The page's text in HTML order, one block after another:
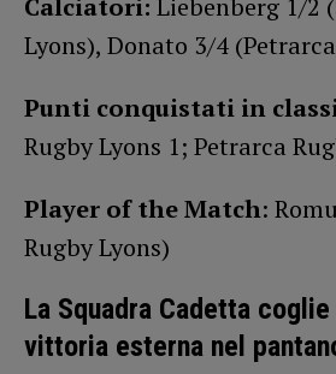
Lyons), Donato 3/4
Punti conquistati in
Rugby Lyons 1; Petrarca
Player of the Match:
Rugby Lyons)
La Squadra Cadetta
vittoria esterna nel